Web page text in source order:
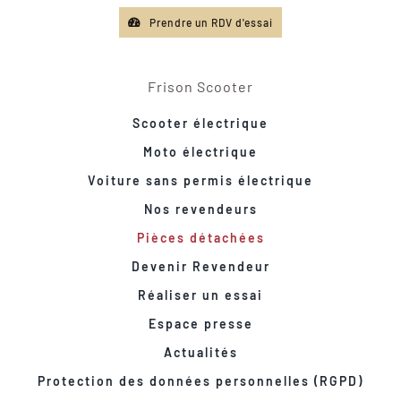
Prendre un RDV d'essai
Frison Scooter
Scooter électrique
Moto électrique
Voiture sans permis électrique
Nos revendeurs
Pièces détachées
Devenir Revendeur
Réaliser un essai
Espace presse
Actualités
Protection des données personnelles (RGPD)